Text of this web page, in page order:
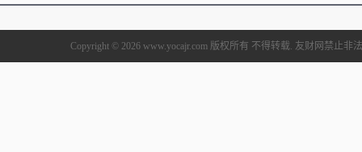
Copyright © 2026 www.yocajr.com 版权所有 不得转载. 友财网禁止非